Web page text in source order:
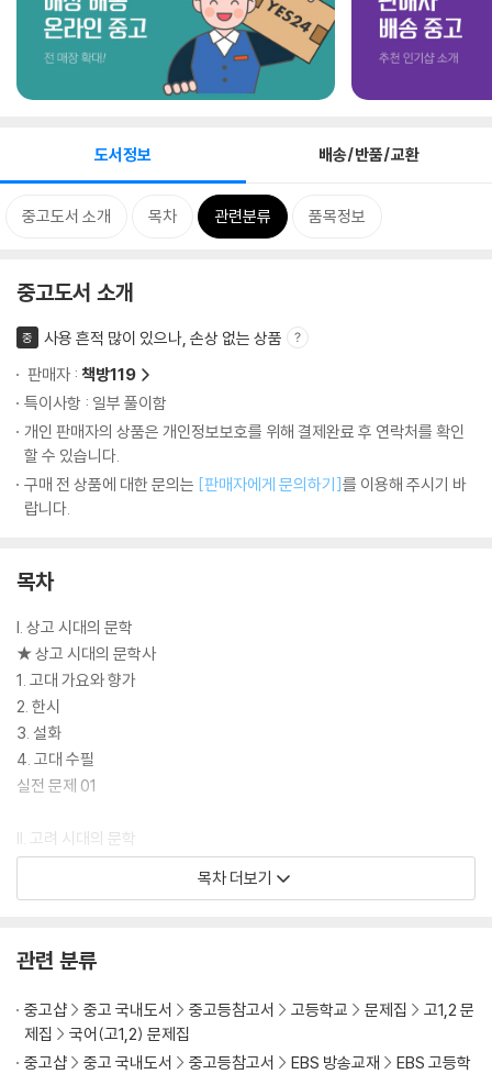
도서정보 배송/반품/교환
중고도서 소개 목차 관련분류 품목정보
중고도서 소개
중
사용 흔적 많이 있으나, 손상 없는 상품
판매자 : 책방119
특이사항 : 일부 풀이함
개인 판매자의 상품은 개인정보보호를 위해 결제완료 후 연락처를 확인
할 수 있습니다.
구매 전 상품에 대한 문의는 [판매자에게 문의하기]를 이용해 주시기 바
랍니다.
목차
I. 상고 시대의 문학
★ 상고 시대의 문학사
1. 고대 가요와 향가
2. 한시
3. 설화
4. 고대 수필
실전 문제 01
II. 고려 시대의 문학
★ 고려 시대의 문학사
4. 가전체 소설
실전 문제 01
실전 문제 02
목차 더보기
관련 분류
중고샵 중고 국내도서 중고등참고서 고등학교 문제집
고1,2 문
제집
국어(고1,2) 문제집
중고샵
중고 국내도서 중고등참고서 EBS 방송교재
EBS 고등학